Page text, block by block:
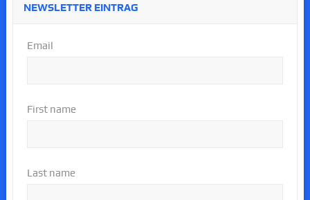
NEWSLETTER EINTRAG
Email
First name
Last name